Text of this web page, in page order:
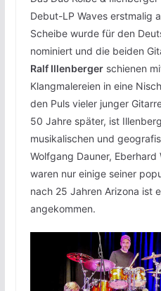
Debut-LP Waves erstmalig
Scheibe wurde für den
nominiert und die beiden
Ralf Illenbergerschienen
Klangmalereien in eine
den Puls vieler junger
50 Jahre später, ist
musikalischen und
Wolfgang Dauner,
waren nur einige seiner
nach 25 Jahren Arizona ist
angekommen.